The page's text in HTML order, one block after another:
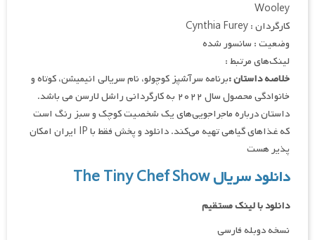
Wooley
کارگردان : Cynthia Furey
وضعیت : سانسور شده
لینک‌های مرتبط :
خلاصه داستان :برنامه سرآشپز کوچولو، نام سریالی انیمیشن، کوتاه و
خانوادگی محصول سال ۲۰۲۲ به کارگردانی راشل لارسن می باشد.
داستان درباره ماجراجویی‌های یک شخصیت کوچک و سبز رنگ است
که غذاهای گیاهی تهیه می‌کند. دانلود و پخش فقط با IP ایران امکان
پذیر هست
دانلود سریال The Tiny Chef Show
دانلود با لینک مستقیم
نسخه دوبله فارسی